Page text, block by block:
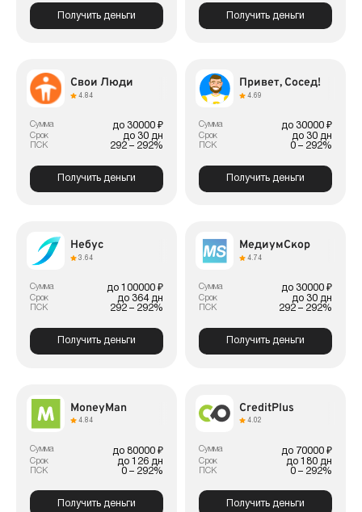
Получить деньги Получить деньги
Свои Люди
4.84
Сумма до 30000 ₽
Срок до 30 дн
ПСК 292 – 292%
Получить деньги
Привет, Сосед!
4.69
Сумма до 30000 ₽
Срок до 30 дн
ПСК 0 – 292%
Получить деньги
Небус
3.64
Сумма до 100000 ₽
Срок до 364 дн
ПСК 292 – 292%
Получить деньги
МедиумСкор
4.74
Сумма до 30000 ₽
Срок до 30 дн
ПСК 292 – 292%
Получить деньги
MoneyMan
4.84
Сумма до 80000 ₽
Срок до 126 дн
ПСК 0 – 292%
Получить деньги
CreditPlus
4.02
Сумма до 70000 ₽
Срок до 180 дн
ПСК 0 – 292%
Получить деньги